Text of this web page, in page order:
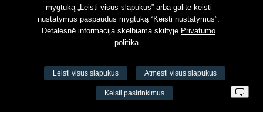
VŠĮ Fitneso mokymo centras AEROMIX
mygtuką „Leisti visus slapukus” arba galite keisti
nustatymus paspaudus mygtuką “Keisti nustatymus”.
Detalesnė informacija skelbiama skiltyje Privatumo
politika .
Leisti visus slapukus Atmesti visus slapukus
Keisti pasirinkimus